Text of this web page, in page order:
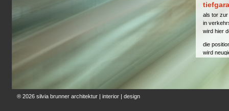
als tor zur
in
wird hier
die
wird
® 2026 silvia brunner architektur | interior | design